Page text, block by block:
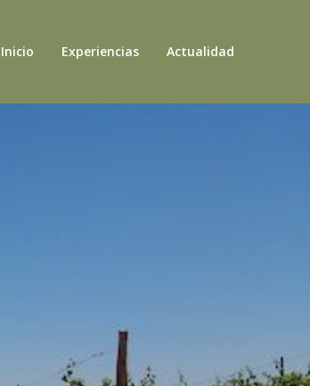
Inicio Experiencias Actualidad